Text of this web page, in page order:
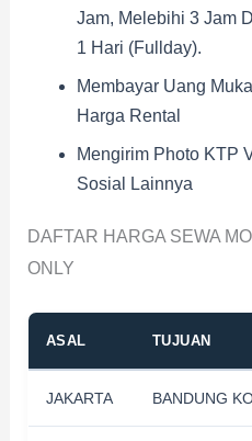
Jam, Melebihi 3 Jam
1 Hari (fullday).
Membayar Uang
Harga Rental
Mengirim Photo KTP
Sosial Lainnya
DAFTAR HARGA SEWA
ONLY
ASAL TUJUAN
JAKARTA BANDUNG